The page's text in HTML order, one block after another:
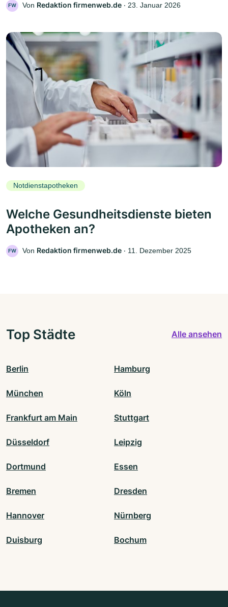
FW Von Redaktion firmenweb.de ‧ 23. Januar 2026
Notdienstapotheken
Welche Gesundheitsdienste bieten
Apotheken an?
FW Von Redaktion firmenweb.de ‧ 11. Dezember 2025
Top Städte Alle ansehen
Berlin Hamburg
München Köln
Frankfurt am Main Stuttgart
Düsseldorf Leipzig
Dortmund Essen
Bremen Dresden
Hannover Nürnberg
Duisburg Bochum